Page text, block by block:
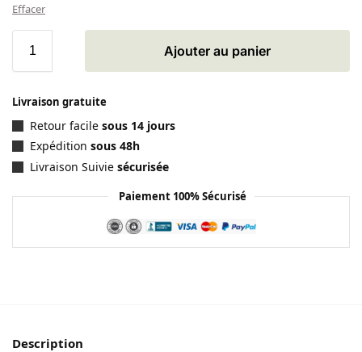
Effacer
Ajouter au panier
Livraison gratuite
Retour facile sous 14 jours
Expédition sous 48h
Livraison Suivie sécurisée
Paiement 100% Sécurisé
Description